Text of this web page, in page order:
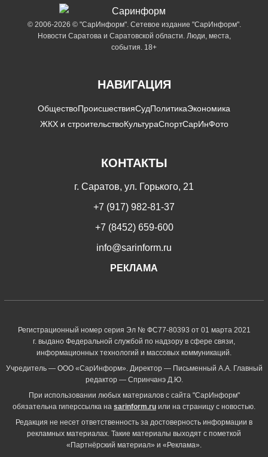
© 2006-2026 © "СарИнформ". Сетевое издание "СарИнформ".
Новости Саратова и Саратовской области. Люди, места,
события. 18+
НАВИГАЦИЯ
ОбществоПроисшествияСудПолитикаЭкономика
ЖКХ и строительствоКультураСпортСарИнФото
КОНТАКТЫ
г. Саратов, ул. Горького, 21
+7 (917) 982-81-37
+7 (8452) 659-600
info@sarinform.ru
РЕКЛАМА
Регистрационный номер серия Эл № ФС77-80393 от 01 марта 2021
г. выдано Федеральной службой по надзору в сфере связи,
информационных технологий и массовых коммуникаций.
Учредитель — ООО «СарИнформ». Директор — Письменный А.А. Главный
редактор — Спринчанэ Д.Ю.
При использовании любых материалов с сайта "СарИнформ"
обязательна гиперссылка на sarinform.ru или на страницу с новостью.
Редакция не несет ответственность за достоверность информации в
рекламных материалах. Такие материалы выходят с пометкой
«Партнёрский материал» и «Реклама».